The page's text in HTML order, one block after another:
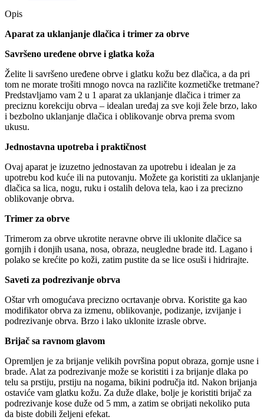
Opis
Aparat za uklanjanje dlačica i trimer za obrve
Savršeno uređene obrve i glatka koža
Želite li savršeno uređene obrve i glatku kožu bez dlačica, a da pri
tom ne morate trošiti mnogo novca na različite kozmetičke tretmane?
Predstavljamo vam 2 u 1 aparat za uklanjanje dlačica i trimer za
preciznu korekciju obrva – idealan uređaj za sve koji žele brzo, lako
i bezbolno uklanjanje dlačica i oblikovanje obrva prema svom
ukusu.
Jednostavna upotreba i praktičnost
Ovaj aparat je izuzetno jednostavan za upotrebu i idealan je za
upotrebu kod kuće ili na putovanju. Možete ga koristiti za uklanjanje
dlačica sa lica, nogu, ruku i ostalih delova tela, kao i za precizno
oblikovanje obrva.
Trimer za obrve
Trimerom za obrve ukrotite neravne obrve ili uklonite dlačice sa
gornjih i donjih usana, nosa, obraza, neugledne brade itd. Lagano i
polako se krećite po koži, zatim pustite da se lice osuši i hidrirajte.
Saveti za podrezivanje obrva
Oštar vrh omogućava precizno ocrtavanje obrva. Koristite ga kao
modifikator obrva za izmenu, oblikovanje, podizanje, izvijanje i
podrezivanje obrva. Brzo i lako uklonite izrasle obrve.
Brijač sa ravnom glavom
Opremljen je za brijanje velikih površina poput obraza, gornje usne i
brade. Alat za podrezivanje može se koristiti i za brijanje dlaka po
telu sa prstiju, prstiju na nogama, bikini područja itd. Nakon brijanja
ostaviće vam glatku kožu. Za duže dlake, bolje je koristiti brijač za
podrezivanje kose duže od 5 mm, a zatim se obrijati nekoliko puta
da biste dobili željeni efekat.